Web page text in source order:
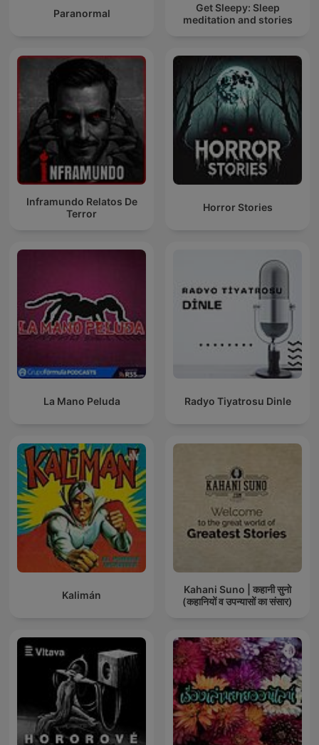
Paranormal
Get Sleepy: Sleep
meditation and stories
Inframundo Relatos De
Terror
Horror Stories
La Mano Peluda Radyo Tiyatrosu Dinle
Kalimán
Kahani Suno | कहानी सुनो
(कहानियों व उपन्यासों का संसार)